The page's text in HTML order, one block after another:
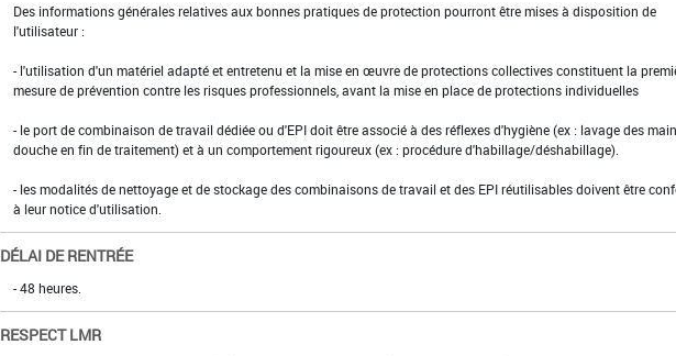
Des informations générales relatives aux bonnes pratiques de protection pourront être mises à disposition de
l'utilisateur :
- l'utilisation d'un matériel adapté et entretenu et la mise en œuvre de protections collectives constituent la
mesure de prévention contre les risques professionnels, avant la mise en place de protections individuelles
- le port de combinaison de travail dédiée ou d'EPI doit être associé à des réflexes d'hygiène (ex : lavage des
douche en fin de traitement) et à un comportement rigoureux (ex : procédure d'habillage/déshabillage).
- les modalités de nettoyage et de stockage des combinaisons de travail et des EPI réutilisables doivent être
à leur notice d'utilisation.
DÉLAI DE RENTRÉE
- 48 heures.
RESPECT LMR